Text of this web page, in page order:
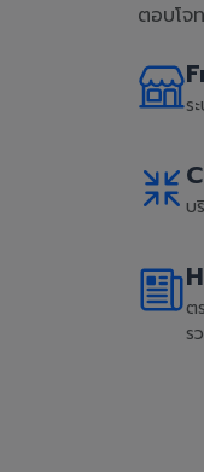
ตอบโจ
ร
บ
ต
ร